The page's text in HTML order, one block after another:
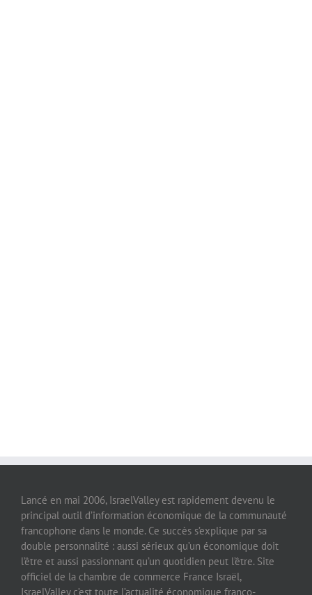
Lancé en mai 2006, IsraelValley est rapidement devenu le
principal outil d’information économique de la communauté
francophone dans le monde. Ce succès s’explique par sa
double personnalité : aussi sérieux qu’un économique doit
l’être et aussi passionnant qu’un quotidien peut l’être. Site
officiel de la chambre de commerce France Israël,
IsraelValley c’est toute l’actualité économique franco-